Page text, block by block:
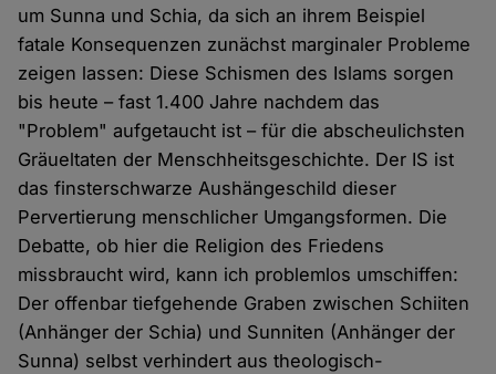
um Sunna und Schia, da sich an ihrem Beispiel
fatale Konsequenzen zunächst marginaler Probleme
zeigen lassen: Diese Schismen des Islams sorgen
bis heute – fast 1.400 Jahre nachdem das
"Problem" aufgetaucht ist – für die abscheulichsten
Gräueltaten der Menschheitsgeschichte. Der IS ist
das finsterschwarze Aushängeschild dieser
Pervertierung menschlicher Umgangsformen. Die
Debatte, ob hier die Religion des Friedens
missbraucht wird, kann ich problemlos umschiffen:
Der offenbar tiefgehende Graben zwischen Schiiten
(Anhänger der Schia) und Sunniten (Anhänger der
Sunna) selbst verhindert aus theologisch-